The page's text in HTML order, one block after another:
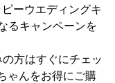
ーウエディングキ
るキャンペーンを
方はすぐにチェッ
ゃんをお得にご購